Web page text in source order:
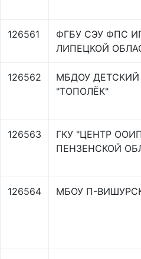
126561
ФГБУ СЭУ ФПС
ЛИПЕЦКОЙ
126562
МБДОУ
"ТОПОЛЁК"
126563
ГКУ "ЦЕНТР
ПЕНЗЕНСКОЙ
126564 МБОУ П-